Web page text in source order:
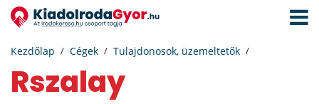
Kezdőlap Cégek Tulajdonosok, üzemeltetők
Rszalay